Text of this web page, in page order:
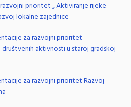
prioritet „ Aktiviranje rijeke
lokalne zajednice
za razvojni prioritet
aktivnosti u staroj gradskoj
za razvojni prioritet Razvoj